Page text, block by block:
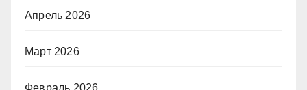
Апрель 2026
Март 2026
Февраль 2026